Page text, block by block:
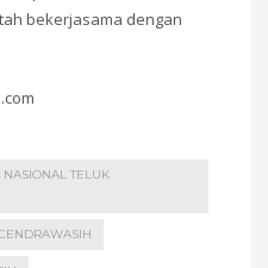
bekerjasama dengan
TELUK